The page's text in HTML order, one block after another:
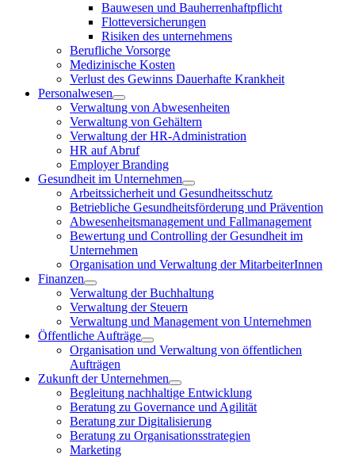
Bauwesen und Bauherrenhaftpflicht
Flotteversicherungen
Risiken des unternehmens
Berufliche Vorsorge
Medizinische Kosten
Verlust des Gewinns Dauerhafte Krankheit
Personalwesen
Verwaltung von Abwesenheiten
Verwaltung von Gehältern
Verwaltung der HR-Administration
HR auf Abruf
Employer Branding
Gesundheit im Unternehmen
Arbeitssicherheit und Gesundheitsschutz
Betriebliche Gesundheitsförderung und Prävention
Abwesenheitsmanagement und Fallmanagement
Bewertung und Controlling der Gesundheit im
Unternehmen
Organisation und Verwaltung der MitarbeiterInnen
Finanzen
Verwaltung der Buchhaltung
Verwaltung der Steuern
Verwaltung und Management von Unternehmen
Öffentliche Aufträge
Organisation und Verwaltung von öffentlichen
Aufträgen
Zukunft der Unternehmen
Begleitung nachhaltige Entwicklung
Beratung zu Governance und Agilität
Beratung zur Digitalisierung
Beratung zu Organisationsstrategien
Marketing